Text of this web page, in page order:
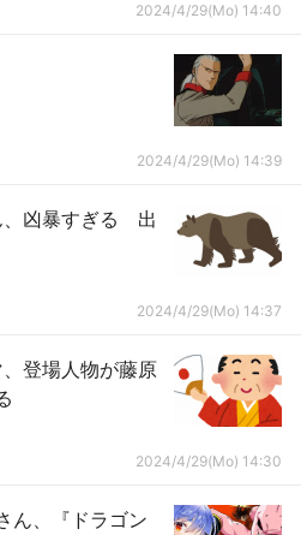
2024/4/29(Mo) 14:40
2024/4/29(Mo) 14:39
、凶暴すぎる 出
2024/4/29(Mo) 14:37
、登場人物が藤原
2024/4/29(Mo) 14:30
ん、『ドラゴン